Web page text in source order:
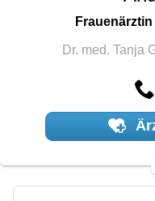
Frauenärztin
Dr. med. Tanja